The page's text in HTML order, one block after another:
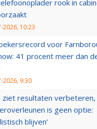
rook in
2026, 10:23
voor
41 procent meer dan
2026, 9:30
ziet resultaten verbeteren,
is geen optie:
blijven’